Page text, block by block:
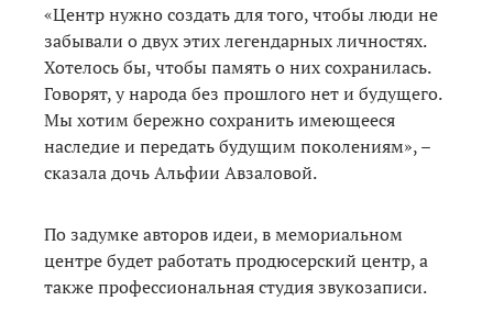
«Центр нужно создать для того, чтобы люди не
забывали о двух этих легендарных личностях.
Хотелось бы, чтобы память о них сохранилась.
Говорят, у народа без прошлого нет и будущего.
Мы хотим бережно сохранить имеющееся
наследие и передать будущим поколениям», –
сказала дочь Альфии Авзаловой.
По задумке авторов идеи, в мемориальном
центре будет работать продюсерский центр, а
также профессиональная студия звукозаписи.